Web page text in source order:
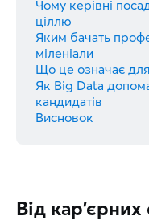
Чому керівні
ціллю
Яким бачать
міленіали
Що це означає
Як Big Data
кандидатів
Висновок
Від кар'єрних